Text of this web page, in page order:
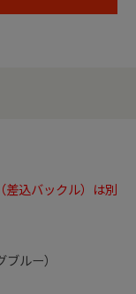
込バックル）は別
ルー）